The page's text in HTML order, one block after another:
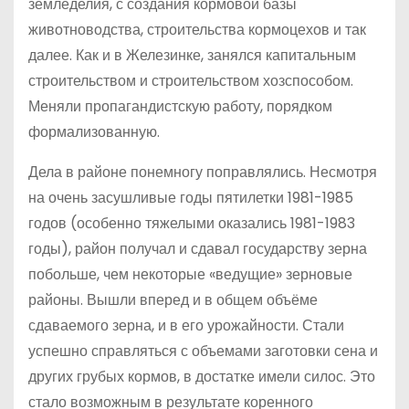
животноводства, строительства кормоцехов и так
далее. Как и в Железинке, занялся капитальным
строительством и строительством хозспособом.
Меняли пропагандистскую работу, порядком
формализованную.
Дела в районе понемногу поправлялись. Несмотря
на очень засушливые годы пятилетки 1981-1985
годов (особенно тяжелыми оказались 1981-1983
годы), район получал и сдавал государству зерна
побольше, чем некоторые «ведущие» зерновые
районы. Вышли вперед и в общем объёме
сдаваемого зерна, и в его урожайности. Стали
успешно справляться с объемами заготовки сена и
других грубых кормов, в достатке имели силос. Это
стало возможным в результате коренного